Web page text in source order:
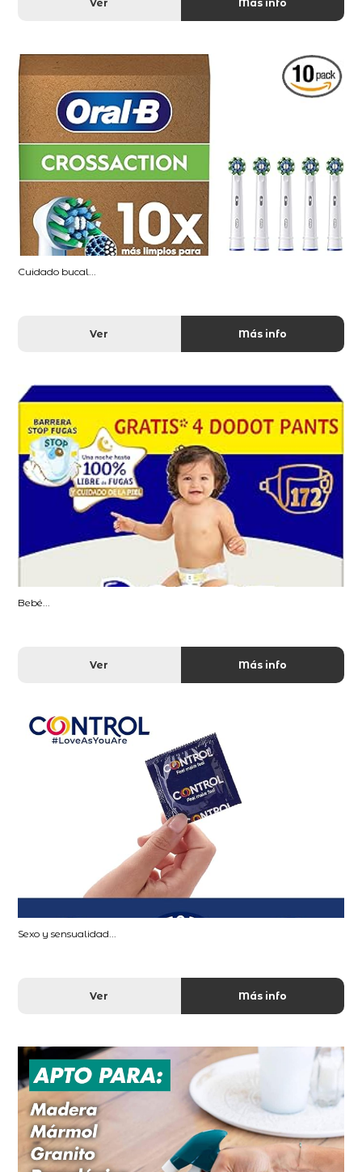
Ver Más info
Cuidado bucal...
Ver Más info
Bebé...
Ver Más info
Sexo y sensualidad...
Ver Más info